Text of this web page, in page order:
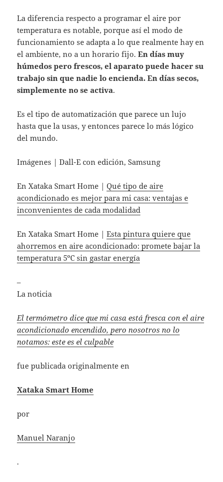
La diferencia respecto a programar el aire por
temperatura es notable, porque así el modo de
funcionamiento se adapta a lo que realmente hay en
el ambiente, no a un horario fijo.En días muy
húmedos pero frescos, el aparato puede hacer su
trabajo sin que nadie lo encienda. En días secos,
simplemente no se activa.
Es el tipo de automatización que parece un lujo
hasta que la usas, y entonces parece lo más lógico
del mundo.
Imágenes | Dall-E con edición, Samsung
En Xataka Smart Home |Qué tipo de aire
acondicionado es mejor para mi casa: ventajas e
inconvenientes de cada modalidad
En Xataka Smart Home |Esta pintura quiere que
ahorremos en aire acondicionado: promete bajar la
temperatura 5ºC sin gastar energía
–
La noticia
El termómetro dice que mi casa está fresca con el aire
acondicionado encendido, pero nosotros no lo
notamos: este es el culpable
fue publicada originalmente en
Xataka Smart Home
por
Manuel Naranjo
.